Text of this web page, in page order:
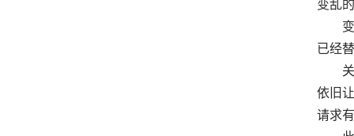
变乱
变乱
已经
关于
依旧
请求